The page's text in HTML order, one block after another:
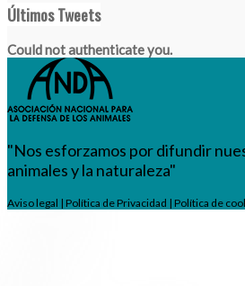
Últimos Tweets
Could not authenticate you.
"Nos esforzamos por difundir
animales y la naturaleza"
Aviso legal | Política de Privacidad | Política de